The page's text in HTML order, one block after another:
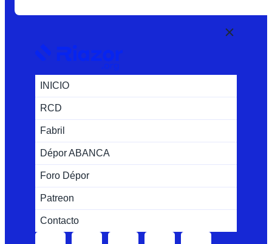
INICIO
RCD
Fabril
Dépor ABANCA
Foro Dépor
Patreon
Contacto